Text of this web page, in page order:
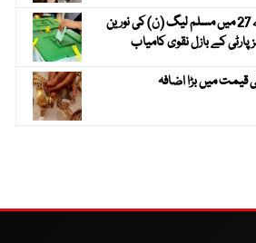
آزاد کشمیر الیکشن ، ایل اے 27 میں مسلم لیگ (ن) کی نورین
میں بڑا اضافہ